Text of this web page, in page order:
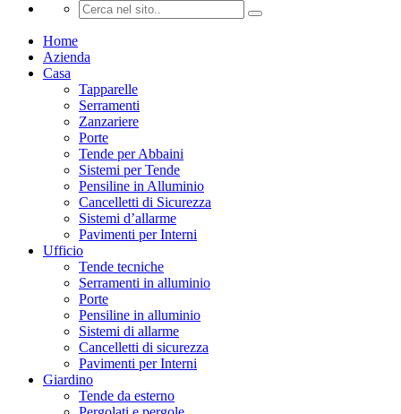
Home
Azienda
Casa
Tapparelle
Serramenti
Zanzariere
Porte
Tende per Abbaini
Sistemi per Tende
Pensiline in Alluminio
Cancelletti di Sicurezza
Sistemi d’allarme
Pavimenti per Interni
Ufficio
Tende tecniche
Serramenti in alluminio
Porte
Pensiline in alluminio
Sistemi di allarme
Cancelletti di sicurezza
Pavimenti per Interni
Giardino
Tende da esterno